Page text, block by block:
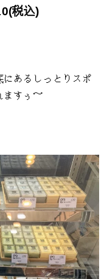
税込)
あるしっとりスポ
すぅ～